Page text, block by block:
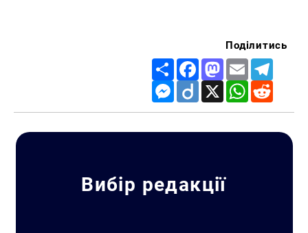
Поділитись
Share FacebookMastodon
Email
Messenger
Diigo X WhatsApp
Вибір редакції